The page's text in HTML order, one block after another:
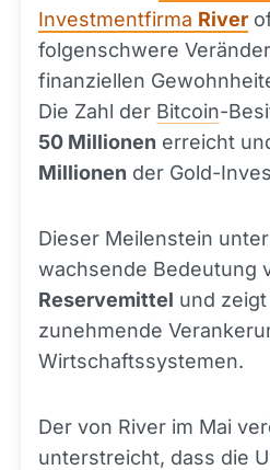
Investmentfirma River
folgenschwere
finanziellen
Die Zahl der Bitcoin-
50 Millionen erreicht
Millionen der Gold-
Dieser Meilenstein
wachsende Bedeutung
Reservemittel und
zunehmende
Wirtschaftssystemen.
Der von River im Mai
unterstreicht, dass die